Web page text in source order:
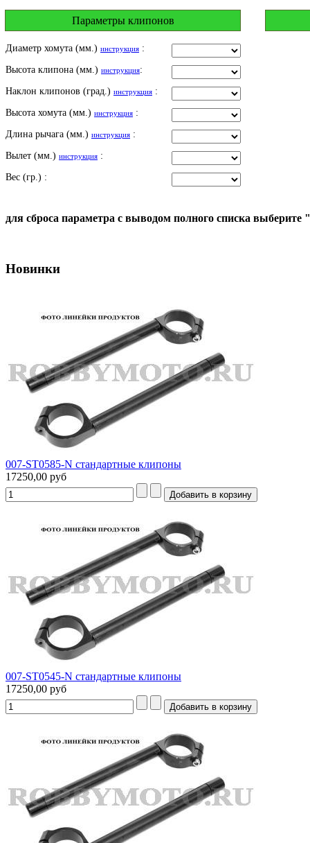
Параметры клипонов
Диаметр хомута (мм.) инструкция :
Высота клипона (мм.) инструкция:
Наклон клипонов (град.) инструкция :
Высота хомута (мм.) инструкция :
Длина рычага (мм.) инструкция :
Вылет (мм.) инструкция :
Вес (гр.) :
для сброса параметра с выводом полного списка
Новинки
007-ST0585-N стандартные клипоны
17250,00 руб
007-ST0545-N стандартные клипоны
17250,00 руб